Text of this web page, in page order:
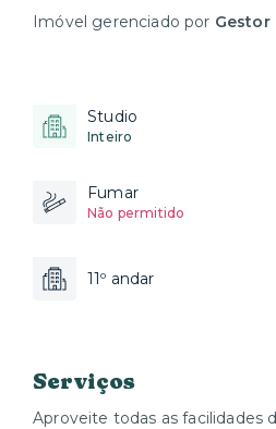
Imóvel gerenciado por Gestor
Studio
Inteiro
Fumar
Não permitido
11º andar
Serviços
Aproveite todas as facilidades